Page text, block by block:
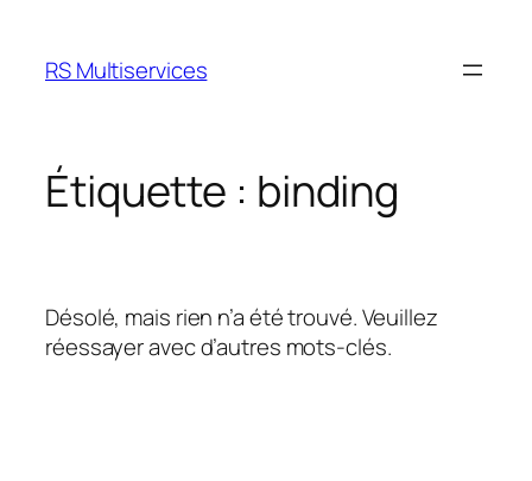
contenu
RS Multiservices
Étiquette : binding
Désolé, mais rien n’a été trouvé. Veuillez
réessayer avec d’autres mots-clés.